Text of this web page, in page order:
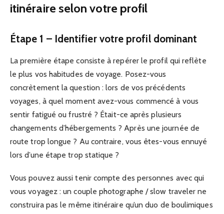
itinéraire selon votre profil
Étape 1 – Identifier votre profil dominant
La première étape consiste à repérer le profil qui reflète
le plus vos habitudes de voyage. Posez-vous
concrètement la question : lors de vos précédents
voyages, à quel moment avez-vous commencé à vous
sentir fatigué ou frustré ? Était-ce après plusieurs
changements d’hébergements ? Après une journée de
route trop longue ? Au contraire, vous êtes-vous ennuyé
lors d’une étape trop statique ?
Vous pouvez aussi tenir compte des personnes avec qui
vous voyagez : un couple photographe / slow traveler ne
construira pas le même itinéraire qu’un duo de boulimiques